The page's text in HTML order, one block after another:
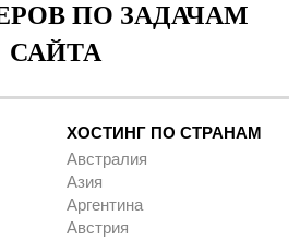
ПО ЗАДАЧАМ
САЙТА
ХОСТИНГ ПО СТРАНАМ
Австралия
Азия
Аргентина
Австрия